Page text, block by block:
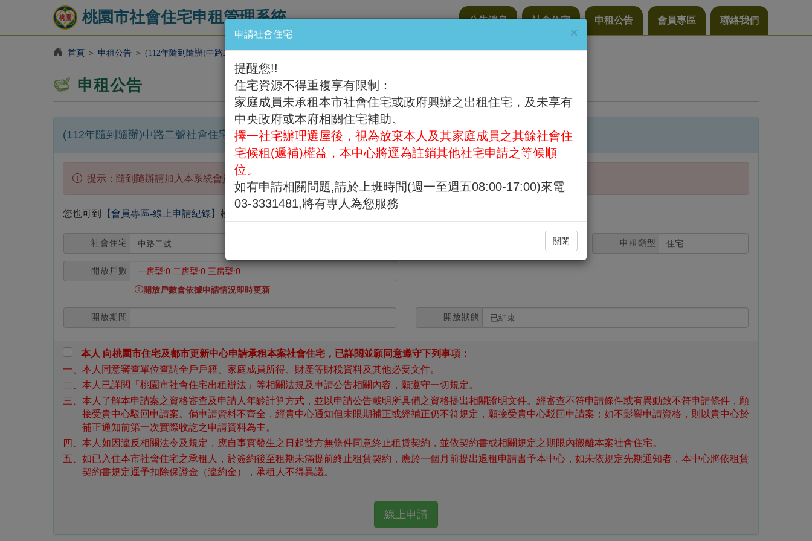
桃園市社會住宅申租管理系統 公告消息 社會住宅 申租公告 會員專區 聯絡我們
首頁 ＞ 申租公告 ＞ (112年隨到隨辦)中路二號社會住宅
申租公告
(112年隨到隨辦)中路二號社會住宅
提示：隨到隨辦請加入本系統會員並進行線上申請。
您也可到 【會員專區-線上申請紀錄】 檢視已儲存的申請紀錄。
社會住宅 中路二號 申租類型 住宅
開放戶數
一房型:0 二房型:0 三房型:0
開放戶數會依據申請情況即時更新
開放期間 開放狀態 已結束
本人 向桃園市住宅及都市更新中心申請承租本案社會住宅，已詳閱並願同意遵守下列事項：
一、本人同意審查單位查調全戶戶籍、家庭成員所得、財產等財稅資料及其他必要文件。
二、本人已詳閱「桃園市社會住宅出租辦法」等相關法規及申請公告相關內容，願遵守一切規定。
三、本人了解本申請案之資格審查及申請人年齡計算方式，並以申請公告載明所具備之資格提出相關證明文件。經審查不符申請條件或有異動致不符申請條件，願
接受貴中心駁回申請案。倘申請資料不齊全，經貴中心通知但未限期補正或經補正仍不符規定，願接受貴中心駁回申請案；如不影響申請資格，則以貴中心於
補正通知前第一次實際收訖之申請資料為主。
四、本人如因違反相關法令及規定，應自事實發生之日起雙方無條件同意終止租賃契約，並依契約書或相關規定之期限內搬離本案社會住宅。
五、如已入住本市社會住宅之承租人，於簽約後至租期未滿提前終止租賃契約，應於一個月前提出退租申請書予本中心，如未依規定先期通知者，本中心將依租賃
契約書規定逕予扣除保證金（違約金），承租人不得異議。
×
申請社會住宅
提醒您!!
住宅資源不得重複享有限制：
家庭成員未承租本市社會住宅或政府興辦之出租住宅，及未享有
中央政府或本府相關住宅補助。
擇一社宅辦理選屋後，視為放棄本人及其家庭成員之其餘社會住
宅候租(遞補)權益，本中心將逕為註銷其他社宅申請之等候順
位。
如有申請相關問題,請於上班時間(週一至週五08:00-17:00)來電
03-3331481,將有專人為您服務
關閉